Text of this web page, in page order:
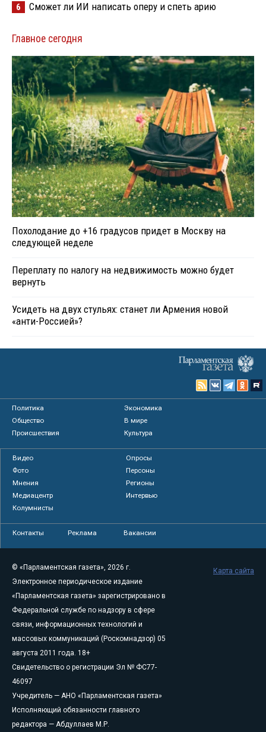
6 Сможет ли ИИ написать оперу и спеть арию
Главное сегодня
Похолодание до +16 градусов придет в Москву на
следующей неделе
Переплату по налогу на недвижимость можно будет
вернуть
Усидеть на двух стульях: станет ли Армения новой
«анти-Россией»?
Политика
Экономика
Общество
В мире
Происшествия
Культура
Видео
Опросы
Фото
Персоны
Мнения
Регионы
Медиацентр
Интервью
Колумнисты
Контакты Реклама Вакансии
© «Парламентская газета», 2026 г.
Электронное периодическое издание
«Парламентская газета» зарегистрировано в
Федеральной службе по надзору в сфере
связи, информационных технологий и
массовых коммуникаций (Роскомнадзор) 05
августа 2011 года. 18+
Свидетельство о регистрации Эл № ФС77-
46097
Учредитель — АНО «Парламентская газета»
Исполняющий обязанности главного
редактора — Абдуллаев М.Р.
Карта сайта